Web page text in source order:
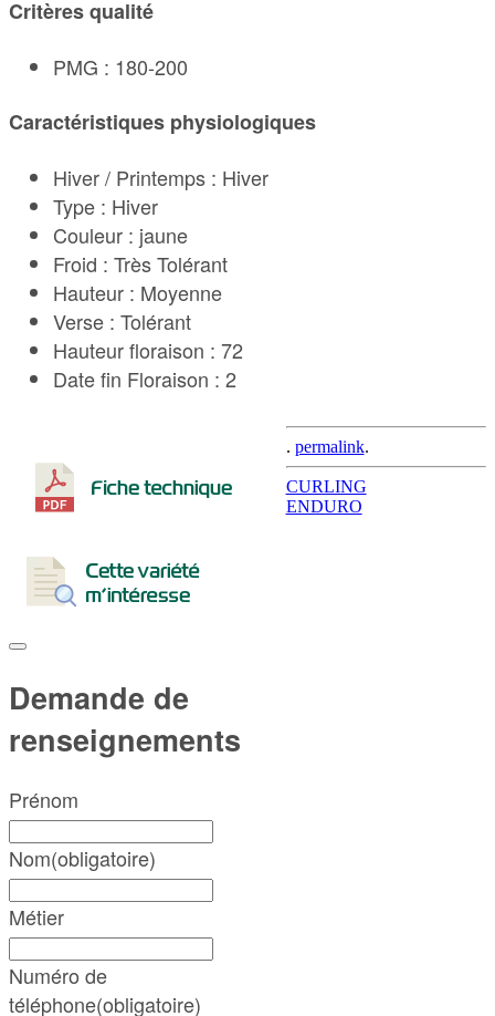
Critères qualité
PMG : 180-200
Caractéristiques physiologiques
Hiver / Printemps : Hiver
Type : Hiver
Couleur : jaune
Froid : Très Tolérant
Hauteur : Moyenne
Verse : Tolérant
Hauteur floraison : 72
Date fin Floraison : 2
Demande de
renseignements
Prénom
Nom(obligatoire)
Métier
Numéro de
téléphone(obligatoire)
. permalink.
Post
navigation
CURLING
ENDURO